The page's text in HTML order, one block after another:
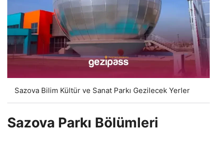
Sazova Bilim Kültür ve Sanat Parkı Gezilecek Yerler
Sazova Parkı Bölümleri